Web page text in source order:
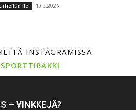
ilo 10.2.2026
INSTAGRAMISSA
– VINKKEJÄ?